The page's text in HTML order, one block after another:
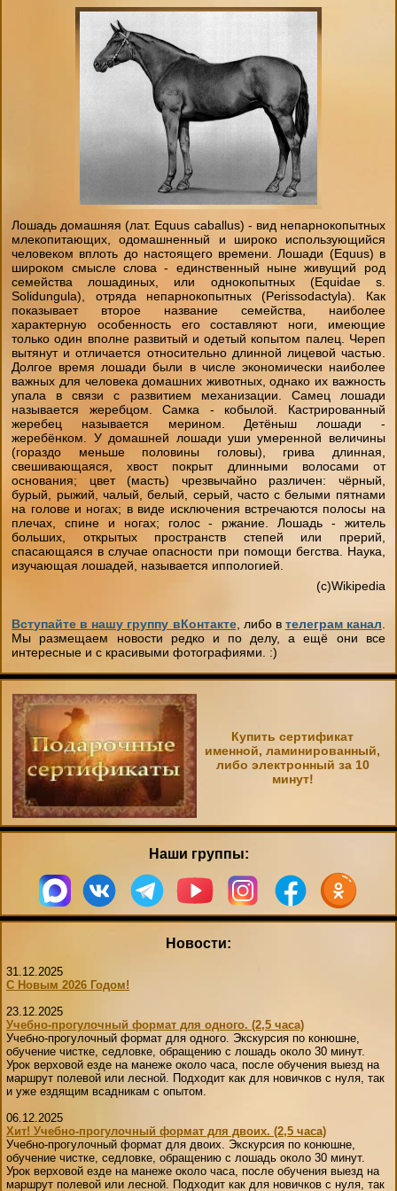
Лошадь домашняя (лат. Equus caballus) - вид непарнокопытных
млекопитающих, одомашненный и широко использующийся
человеком вплоть до настоящего времени. Лошади (Equus) в
широком смысле слова - единственный ныне живущий род
семейства лошадиных, или однокопытных (Equidae s.
Solidungula), отряда непарнокопытных (Perissodactyla). Как
показывает второе название семейства, наиболее
характерную особенность его составляют ноги, имеющие
только один вполне развитый и одетый копытом палец. Череп
вытянут и отличается относительно длинной лицевой частью.
Долгое время лошади были в числе экономически наиболее
важных для человека домашних животных, однако их важность
упала в связи с развитием механизации. Самец лошади
называется жеребцом. Самка - кобылой. Кастрированный
жеребец называется мерином. Детёныш лошади -
жеребёнком. У домашней лошади уши умеренной величины
(гораздо меньше половины головы), грива длинная,
свешивающаяся, хвост покрыт длинными волосами от
основания; цвет (масть) чрезвычайно различен: чёрный,
бурый, рыжий, чалый, белый, серый, часто с белыми пятнами
на голове и ногах; в виде исключения встречаются полосы на
плечах, спине и ногах; голос - ржание. Лошадь - житель
больших, открытых пространств степей или прерий,
спасающаяся в случае опасности при помощи бегства. Наука,
изучающая лошадей, называется иппологией.
(c)Wikipedia
Вступайте в нашу группу вКонтакте, либо в телеграм канал.
Мы размещаем новости редко и по делу, а ещё они все
интересные и с красивыми фотографиями. :)
Купить сертификат
именной, ламинированный,
либо электронный за 10
минут!
Наши группы:
Новости:
31.12.2025
С Новым 2026 Годом!
23.12.2025
Учебно-прогулочный формат для одного. (2,5 часа)
Учебно-прогулочный формат для одного. Экскурсия по конюшне,
обучение чистке, седловке, обращению с лошадь около 30 минут.
Урок верховой езде на манеже около часа, после обучения выезд на
маршрут полевой или лесной. Подходит как для новичков с нуля, так
и уже ездящим всадникам с опытом.
06.12.2025
Хит! Учебно-прогулочный формат для двоих. (2,5 часа)
Учебно-прогулочный формат для двоих. Экскурсия по конюшне,
обучение чистке, седловке, обращению с лошадь около 30 минут.
Урок верховой езде на манеже около часа, после обучения выезд на
маршрут полевой или лесной. Подходит как для новичков с нуля, так
Чёрный Список
Бесплатный постой лошадей
Техника Безопасности
"День на конюшне" (будни)
Экспресс- обучение за 4 часа
Лакомства для животных
Как одеваться на конную прогулку
Вопросы-ответы
Стили верховой езды
Амуниция лошадей
Подбор лошади параметры
Домик в аренду